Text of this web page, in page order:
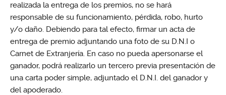
realizada la entrega de los premios, no se hará
responsable de su funcionamiento, pérdida, robo, hurto
y/o daño. Debiendo para tal efecto, firmar un acta de
entrega de premio adjuntando una foto de su D.N.I o
Carnet de Extranjería. En caso no pueda apersonarse el
ganador, podrá realizarlo un tercero previa presentación de
una carta poder simple, adjuntado el D.N.I. del ganador y
del apoderado.